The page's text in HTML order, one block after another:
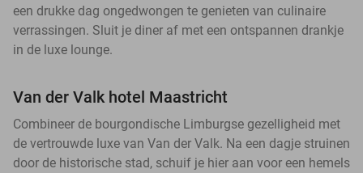
een drukke dag ongedwongen te genieten van culinaire
verrassingen. Sluit je diner af met een ontspannen drankje
in de luxe lounge.
Van der Valk hotel Maastricht
Combineer de bourgondische Limburgse gezelligheid met
de vertrouwde luxe van Van der Valk. Na een dagje struinen
door de historische stad, schuif je hier aan voor een hemels